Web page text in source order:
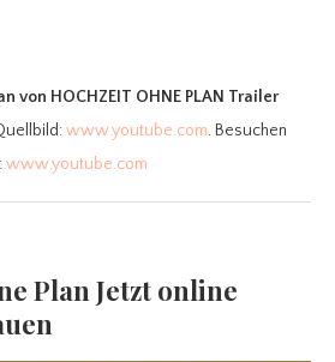
von HOCHZEIT OHNE PLAN Trailer
www.youtube.com. Besuchen
www.youtube.com
Plan Jetzt online